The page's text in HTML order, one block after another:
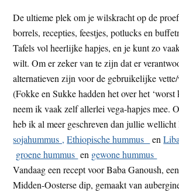
De ultieme plek om je wilskracht op de
borrels, recepties, feestjes, potlucks en
Tafels vol heerlijke hapjes, en je kunt zo
wilt. Om er zeker van te zijn dat er
alternatieven zijn voor de gebruikelijke
(Fokke en Sukke hadden het over het ‘worst
neem ik vaak zelf allerlei vega-hapjes mee.
heb ik al meer geschreven dan jullie wellicht
sojahummus , Ethiopische hummus en
groene hummus en gewone hummus
Vandaag een recept voor Baba Ganoush,
Midden-Oosterse dip, gemaakt van